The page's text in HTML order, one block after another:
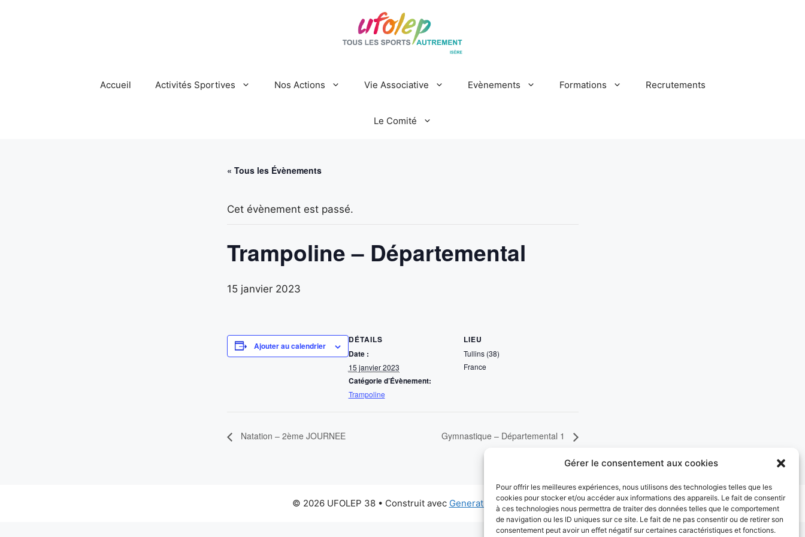
Gérer le consentement aux cookies
Pour offrir les meilleures expériences, nous utilisons des technologies telles que les
cookies pour stocker et/ou accéder aux informations des appareils. Le fait de consentir
à ces technologies nous permettra de traiter des données telles que le comportement
de navigation ou les ID uniques sur ce site. Le fait de ne pas consentir ou de retirer son
consentement peut avoir un effet négatif sur certaines caractéristiques et fonctions.
Accueil Activités Sportives Nos Actions Vie Associative Evènements Formations Recrutements
Le Comité
« Tous les Évènements
Cet évènement est passé.
Trampoline – Départemental
15 janvier 2023
Ajouter au calendrier
DÉTAILS
Date :
15 janvier 2023
Catégorie d’Évènement:
Trampoline
LIEU
Tullins (38)
France
Natation – 2ème JOURNEE Gymnastique – Départemental 1
© 2026 UFOLEP 38• Construit avec GeneratePress